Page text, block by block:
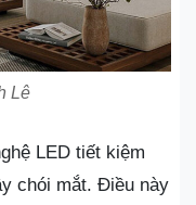
Lê
LED tiết kiệm
chói mắt. Điều này